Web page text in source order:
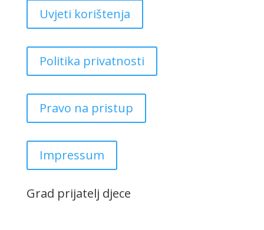
Uvjeti korištenja
Politika privatnosti
Pravo na pristup
Impressum
Grad prijatelj djece